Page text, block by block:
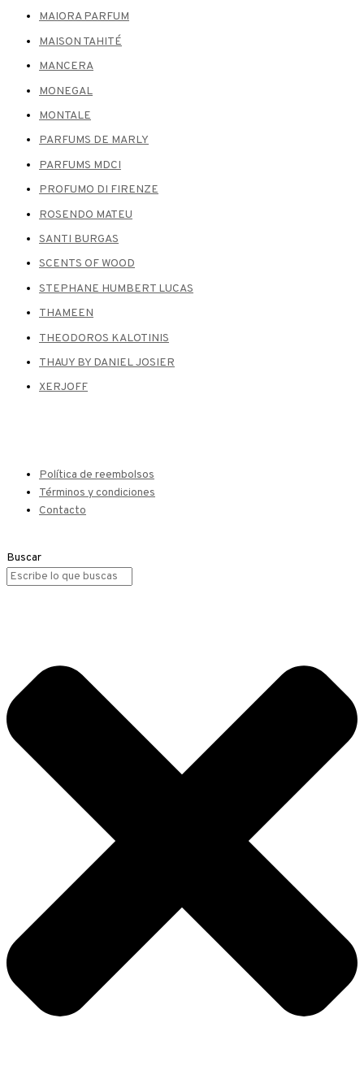
MAIORA PARFUM
MAISON TAHITÉ
MANCERA
MONEGAL
MONTALE
PARFUMS DE MARLY
PARFUMS MDCI
PROFUMO DI FIRENZE
ROSENDO MATEU
SANTI BURGAS
SCENTS OF WOOD
STEPHANE HUMBERT LUCAS
THAMEEN
THEODOROS KALOTINIS
THAUY BY DANIEL JOSIER
XERJOFF
Política de reembolsos
Términos y condiciones
Contacto
Buscar